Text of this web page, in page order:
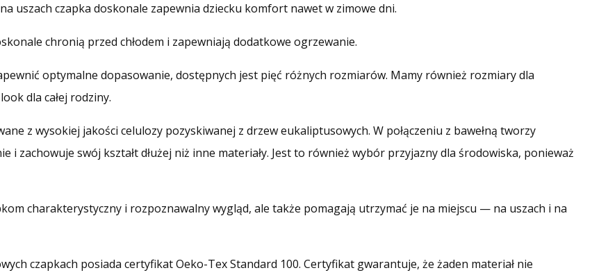
uszach czapka doskonale zapewnia dziecku komfort nawet w zimowe dni.
chronią przed chłodem i zapewniają dodatkowe ogrzewanie.
optymalne dopasowanie, dostępnych jest pięć różnych rozmiarów. Mamy również rozmiary dla
dla całej rodziny.
z wysokiej jakości celulozy pozyskiwanej z drzew eukaliptusowych. W połączeniu z bawełną tworzy
zachowuje swój kształt dłużej niż inne materiały. Jest to również wybór przyjazny dla środowiska, ponieważ
charakterystyczny i rozpoznawalny wygląd, ale także pomagają utrzymać je na miejscu — na uszach i na
czapkach posiada certyfikat Oeko-Tex Standard 100. Certyfikat gwarantuje, że żaden materiał nie